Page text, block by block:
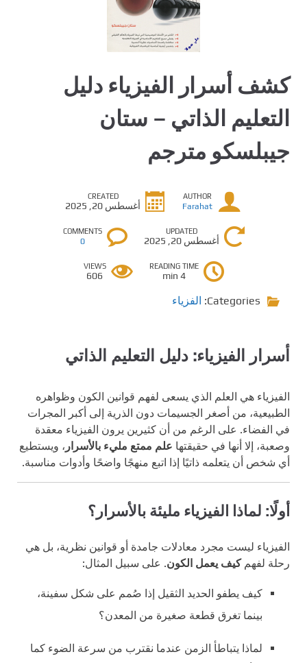
كشف أسرار الفيزياء دليل
التعليم الذاتي – ستان
جيبلسكو مترجم
AUTHOR
Farahat
CREATED
أغسطس 20, 2025
UPDATED
أغسطس 20, 2025
COMMENTS
0
READING TIME
4 min
VIEWS
606
Categories: الفزياء
أسرار الفيزياء: دليل التعليم الذاتي
الفيزياء هي العلم الذي يسعى لفهم قوانين الكون وظواهره
الطبيعية، من أصغر الجسيمات دون الذرية إلى أكبر المجرات
في الفضاء. على الرغم من أن كثيرين يرون الفيزياء معقدة
وصعبة، إلا أنها في حقيقتها علم ممتع مليء بالأسرار ، ويستطيع
أي شخص أن يتعلمه ذاتيًا إذا اتبع منهجًا واضحًا وأدوات مناسبة.
أولًا: لماذا الفيزياء مليئة بالأسرار؟
الفيزياء ليست مجرد معادلات جامدة أو قوانين نظرية، بل هي
رحلة لفهمكيف يعمل الكون. على سبيل المثال:
كيف يطفو الحديد الثقيل إذا صُمم على شكل سفينة،
بينما تغرق قطعة صغيرة من المعدن؟
لماذا يتباطأ الزمن عندما نقترب من سرعة الضوء كما